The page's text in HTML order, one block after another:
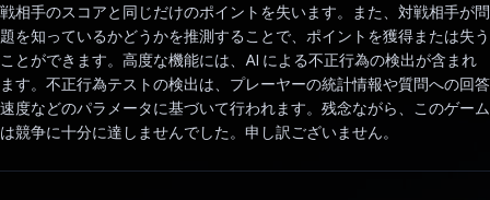
戦相手のスコアと同じだけのポイントを失います。また、対戦相手が問
題を知っているかどうかを推測することで、ポイントを獲得または失う
ことができます。高度な機能には、AI による不正行為の検出が含まれ
ます。不正行為テストの検出は、プレーヤーの統計情報や質問への回答
速度などのパラメータに基づいて行われます。残念ながら、このゲーム
は競争に十分に達しませんでした。申し訳ございません。